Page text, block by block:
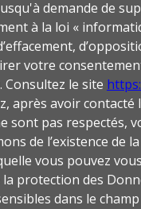
demande de
à la loi «
votre
Consultez le site
après avoir contacté
sont pas respectés,
de l’existence de
vous pouvez
la protection des
dans le